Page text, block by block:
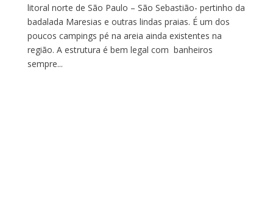
litoral norte de São Paulo – São Sebastião- pertinho da
badalada Maresias e outras lindas praias. É um dos
poucos campings pé na areia ainda existentes na
região. A estrutura é bem legal com banheiros
sempre...